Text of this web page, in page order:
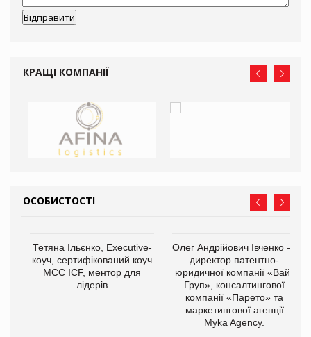
КРАЩІ КОМПАНІЇ
ОСОБИСТОСТІ
Тетяна Ільєнко, Executive-
коуч, сертифікований коуч
МСС ICF, ментор для
лідерів
Олег Андрійович Івченко —
директор патентно-
юридичної компанії «Вайз
Груп», консалтингової
компанії «Парето» та
маркетингової агенції
Myka Agency.